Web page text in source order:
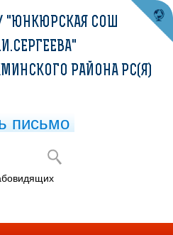
"ЮНКЮРСКАЯ СОШ
РАЙОНА РС(Я)
письмо